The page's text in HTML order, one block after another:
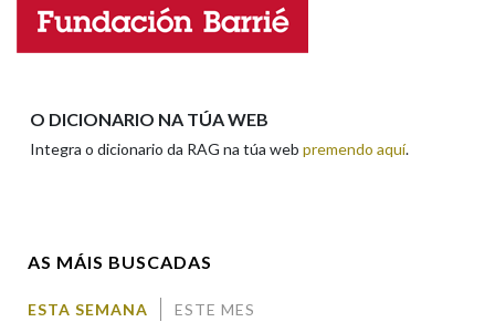
Marcas gramaticais
Pertence a
Nome
O DICIONARIO NA TÚA WEB
Integra o dicionario da RAG na túa web premendo aquí.
AS MÁIS BUSCADAS
ESTA SEMANA ESTE MES